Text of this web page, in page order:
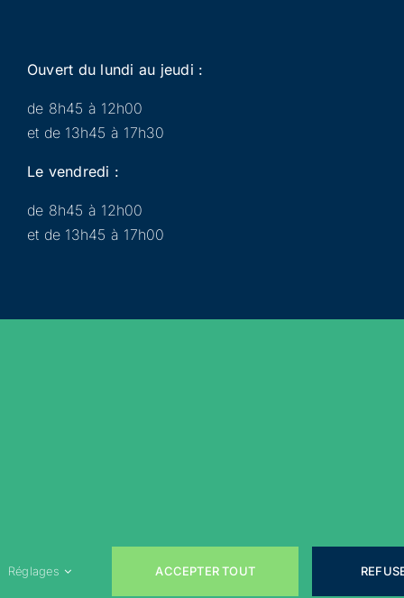
Ouvert du lundi au jeudi :
de 8h45 à 12h00
et de 13h45 à 17h30
Le vendredi :
de 8h45 à 12h00
et de 13h45 à 17h00
Réglages ACCEPTER TOUT